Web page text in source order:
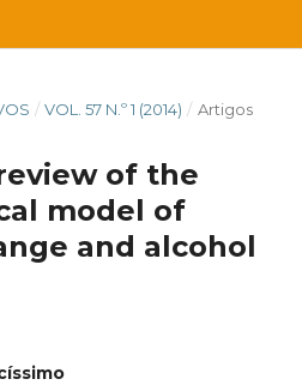
/ VOL. 57 N.º 1 (2014) / Artigos
of the
model of
and alcohol